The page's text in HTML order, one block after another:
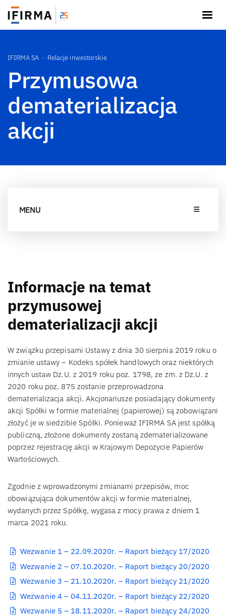
IFIRMA SA Relacje inwestorskie
Przymusowa
dematerializacja
akcji
Informacje na temat
przymusowej
dematerializacji akcji
W związku przepisami Ustawy z dnia 30 sierpnia 2019 roku o
zmianie ustawy – Kodeks spółek handlowych oraz niektórych
innych ustaw Dz.U. z 2019 roku poz. 1798, ze zm. z Dz.U. z
2020 roku poz. 875 zostanie przeprowadzona
dematerializacja akcji. Akcjonariusze posiadający dokumenty
akcji Spółki w formie materialnej (papierowej) są zobowiązani
złożyć je w siedzibie Spółki. Ponieważ IFIRMA SA jest spółką
publiczną, złożone dokumenty zostaną zdematerializowane
poprzez rejestrację akcji w Krajowym Depozycie Papierów
Wartościowych.
Zgodnie z wprowadzonymi zmianami przepisów, moc
obowiązująca dokumentów akcji w formie materialnej,
wydanych przez Spółkę, wygasa z mocy prawa z dniem 1
marca 2021 roku.
Wezwanie 1 – 22.09.2020r. – Raport bieżący 17/2020
Wezwanie 2 – 07.10.2020r. – Raport bieżący 20/2020
Wezwanie 3 – 21.10.2020r. – Raport bieżący 21/2020
Wezwanie 4 – 04.11.2020r. – Raport bieżący 22/2020
Wezwanie 5 – 18.11.2020r. – Raport bieżący 24/2020
MENU